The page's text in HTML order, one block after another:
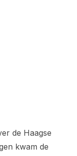
de Haagse
kwam de